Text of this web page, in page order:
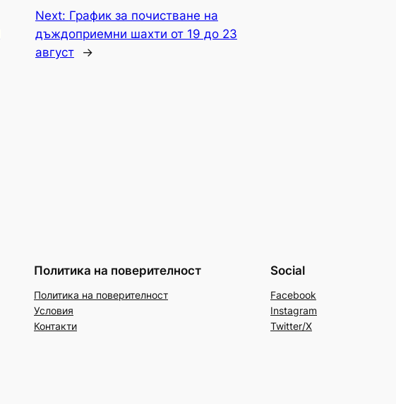
Next: График за почистване на
дъждоприемни шахти от 19 до 23
август
→
Политика на поверителност
Политика на поверителност
Условия
Контакти
Social
Facebook
Instagram
Twitter/X